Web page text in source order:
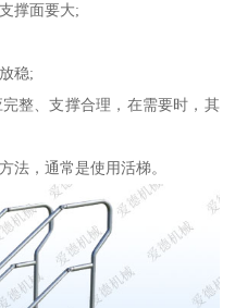
撑面要大;
稳;
整、支撑合理，在需要时，其
法，通常是使用活梯。